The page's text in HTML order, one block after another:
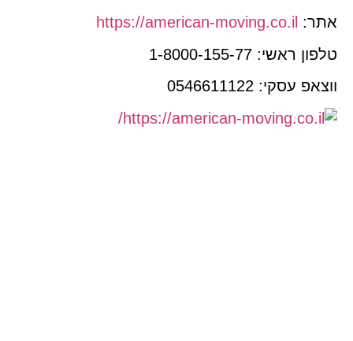
https://american-moving. co.il
ראשי:1-8000-155-77
עסקי: 0546611122